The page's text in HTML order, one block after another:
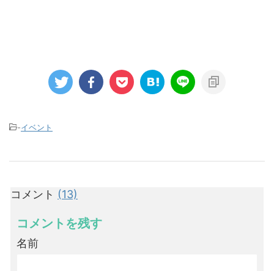
-イベント
コメント (13)
コメントを残す
名前